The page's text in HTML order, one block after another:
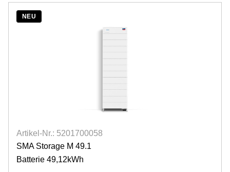
NEU
Artikel-Nr.: 5201700058
SMA Storage M 49.1
Batterie 49,12kWh